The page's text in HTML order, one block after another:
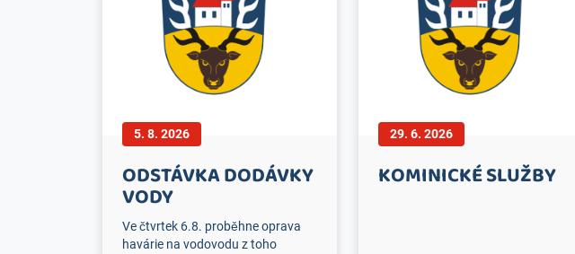
5. 8. 2026
ODSTÁVKA DODÁVKY
VODY
Ve čtvrtek 6.8. proběhne oprava
havárie na vodovodu z toho
29. 6. 2026
KOMINICKÉ SLUŽBY